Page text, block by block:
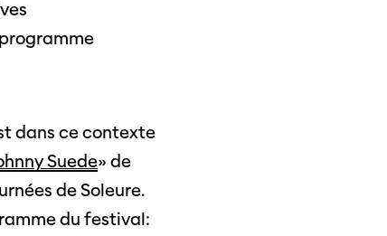
dans ce contexte
Suede» de
de Soleure.
du festival: